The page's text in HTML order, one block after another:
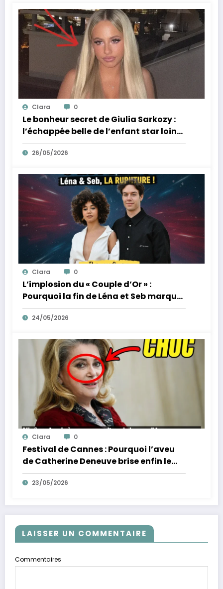
Clara 0
Le bonheur secret de Giulia Sarkozy :
l’échappée belle de l’enfant star loin
des tumultes familiaux.
26/05/2026
Clara 0
L’implosion du « Couple d’Or » :
Pourquoi la fin de Léna et Seb marque
la fin de l’innocence sur YouTube
24/05/2026
Clara 0
Festival de Cannes : Pourquoi l’aveu
de Catherine Deneuve brise enfin le
mythe de la Croisette
23/05/2026
LAISSER UN COMMENTAIRE
Commentaires